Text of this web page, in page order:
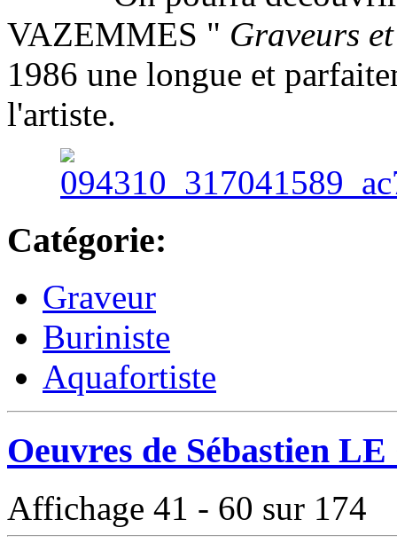
VAZEMMES " Graveurs
1986 une longue et
l'artiste.
Catégorie:
Graveur
Buriniste
Aquafortiste
Oeuvres de Sébastien
Affichage 41 - 60 sur 174